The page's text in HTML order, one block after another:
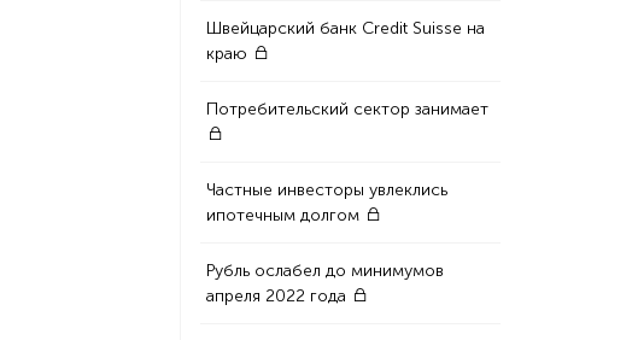
Швейцарский банк Credit Suisse на
краю
Потребительский сектор занимает
Частные инвесторы увлеклись
ипотечным долгом
Рубль ослабел до минимумов
апреля 2022 года